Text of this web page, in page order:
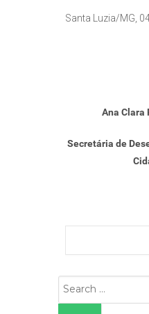
Santa Luzia/MG,
Ana Clara
Secretária de
Search
for: